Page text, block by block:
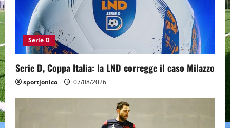
Serie D
Serie D, Coppa Italia: la LND corregge il caso Milazzo
sportjonico 07/08/2026